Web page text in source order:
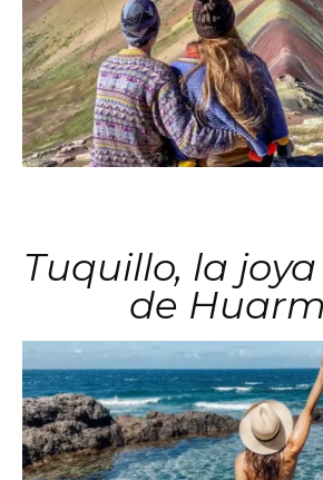
Tuquillo, la
de